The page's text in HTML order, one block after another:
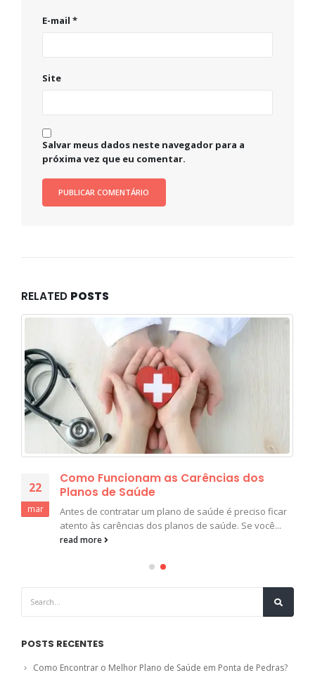
E-mail *
Site
Salvar meus dados neste navegador para a
próxima vez que eu comentar.
RELATED POSTS
22
mar
Como Funcionam as Carências dos
Planos de Saúde
Antes de contratar um plano de saúde é preciso ficar
atento às carências dos planos de saúde. Se você...
read more
POSTS RECENTES
Como Encontrar o Melhor Plano de Saúde em Ponta de Pedras?